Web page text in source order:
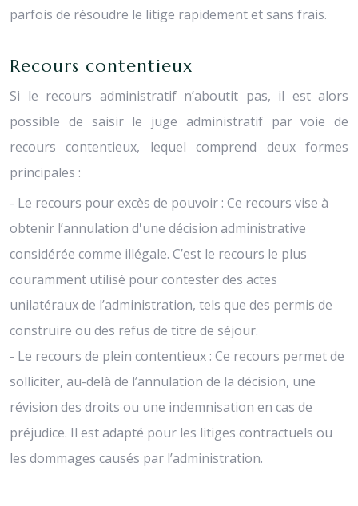
parfois de résoudre le litige rapidement et sans frais.
Recours contentieux
Si le recours administratif n’aboutit pas, il est alors
possible de saisir le juge administratif par voie de
recours contentieux, lequel comprend deux formes
principales :
- Le recours pour excès de pouvoir : Ce recours vise à
obtenir l’annulation d'une décision administrative
considérée comme illégale. C’est le recours le plus
couramment utilisé pour contester des actes
unilatéraux de l’administration, tels que des permis de
construire ou des refus de titre de séjour.
- Le recours de plein contentieux : Ce recours permet de
solliciter, au-delà de l’annulation de la décision, une
révision des droits ou une indemnisation en cas de
préjudice. Il est adapté pour les litiges contractuels ou
les dommages causés par l’administration.